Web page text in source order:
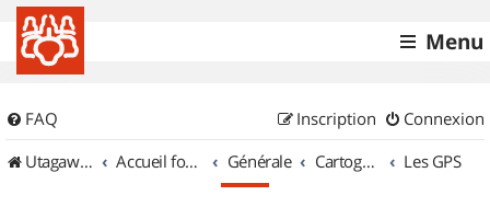
Menu
FAQ Connexion
Inscription
UtagawaVTT (Randos VTT et VTTAE avec traces GPS)
Accueil forum Générale Cartographie et GPS Les GPS